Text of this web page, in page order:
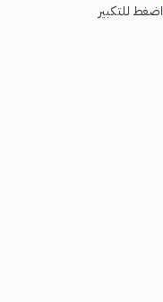
اضغط للتكبير